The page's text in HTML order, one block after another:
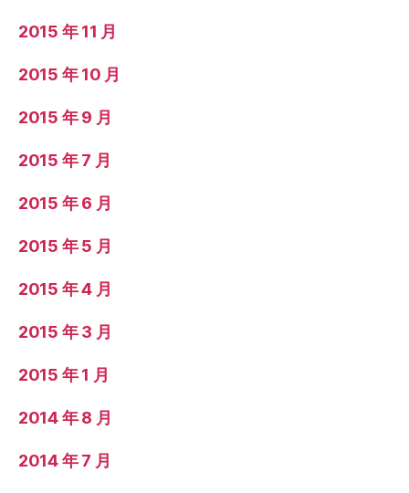
2015 年 11 月
2015 年 10 月
2015 年 9 月
2015 年 7 月
2015 年 6 月
2015 年 5 月
2015 年 4 月
2015 年 3 月
2015 年 1 月
2014 年 8 月
2014 年 7 月